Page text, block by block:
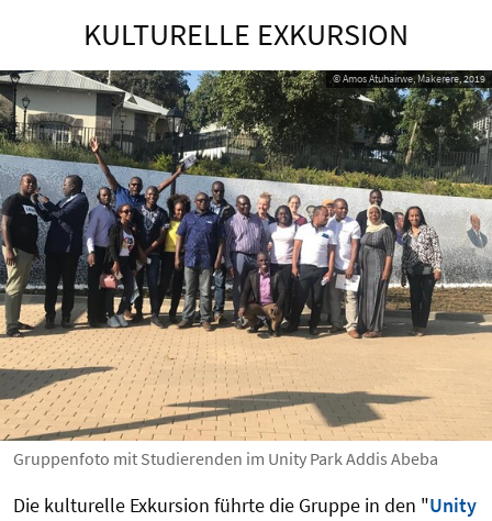
KULTURELLE EXKURSION
© Amos Atuhairwe, Makerere, 2019
Gruppenfoto mit Studierenden im Unity Park Addis Abeba
Die kulturelle Exkursion führte die Gruppe in den "Unity